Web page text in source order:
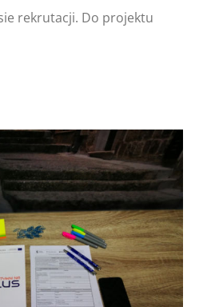
rekrutacji. Do projektu